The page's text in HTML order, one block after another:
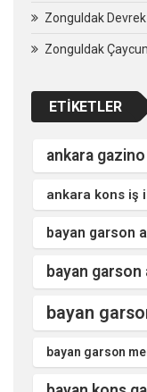
Zonguldak
Zonguldak
ETIKETLER
ankara gazino
ankara kons iş
bayan garson
bayan garson
bayan
bayan garson